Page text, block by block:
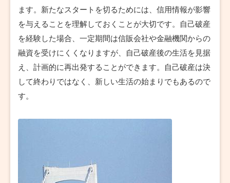
ます。新たなスタートを切るためには、信用情報が影響
を与えることを理解しておくことが大切です。自己破産
を経験した場合、一定期間は信販会社や金融機関からの
融資を受けにくくなりますが、自己破産後の生活を見据
え、計画的に再出発することができます。自己破産は決
して終わりではなく、新しい生活の始まりでもあるので
す。